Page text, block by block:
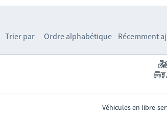
Trier par Ordre alphabétique Récemment
Véhicules en libre-